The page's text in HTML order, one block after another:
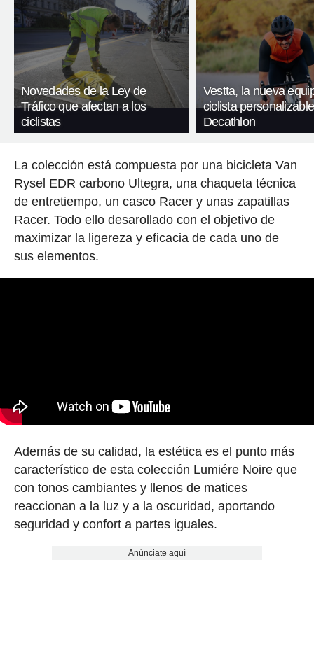
Novedades de la Ley de
Tráfico que afectan a los
ciclistas
Vestta, la nueva
ciclista
Decathlon
La colección está compuesta por una bicicleta Van
Rysel EDR carbono Ultegra, una chaqueta técnica
de entretiempo, un casco Racer y unas zapatillas
Racer. Todo ello desarollado con el objetivo de
maximizar la ligereza y eficacia de cada uno de
sus elementos.
Además de su calidad, la estética es el punto más
característico de esta colección Lumiére Noire que
con tonos cambiantes y llenos de matices
reaccionan a la luz y a la oscuridad, aportando
seguridad y confort a partes iguales.
Anúnciate aquí